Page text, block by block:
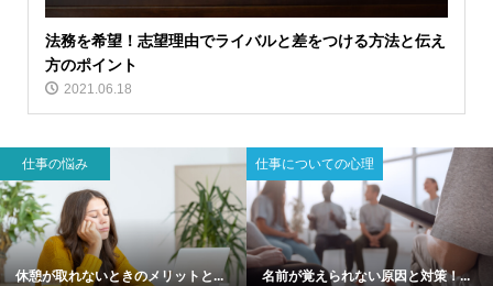
法務を希望！志望理由でライバルと差をつける方法と伝え
方のポイント
2021.06.18
仕事の悩み
休憩が取れないときのメリットと...
仕事についての心理
名前が覚えられない原因と対策！...